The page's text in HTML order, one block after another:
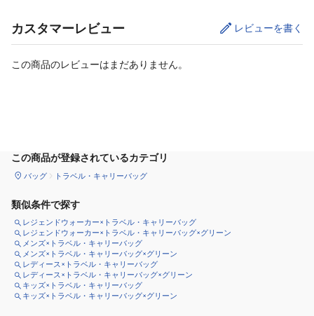
カスタマーレビュー レビューを書く
この商品のレビューはまだありません。
この商品が登録されているカテゴリ
バッグ トラベル・キャリーバッグ
類似条件で探す
レジェンドウォーカー×トラベル・キャリーバッグ
レジェンドウォーカー×トラベル・キャリーバッグ×グリーン
メンズ×トラベル・キャリーバッグ
メンズ×トラベル・キャリーバッグ×グリーン
レディース×トラベル・キャリーバッグ
レディース×トラベル・キャリーバッグ×グリーン
キッズ×トラベル・キャリーバッグ
キッズ×トラベル・キャリーバッグ×グリーン